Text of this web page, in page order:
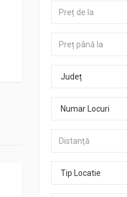
Județ
Numar Locuri
Tip Locatie